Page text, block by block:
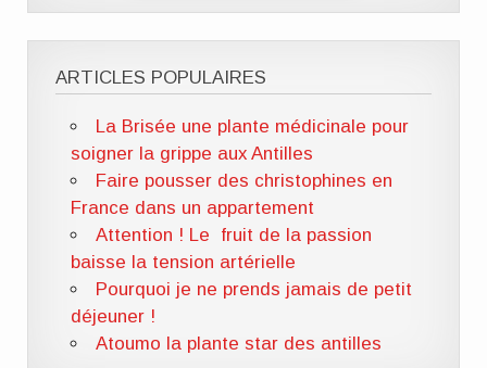
ARTICLES POPULAIRES
La Brisée une plante médicinale pour
soigner la grippe aux Antilles
Faire pousser des christophines en
France dans un appartement
Attention ! Le fruit de la passion
baisse la tension artérielle
Pourquoi je ne prends jamais de petit
déjeuner !
Atoumo la plante star des antilles